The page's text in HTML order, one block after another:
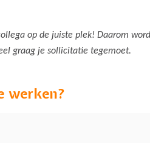
op de juiste plek! Daarom
graag je sollicitatie tegemoet.
werken?